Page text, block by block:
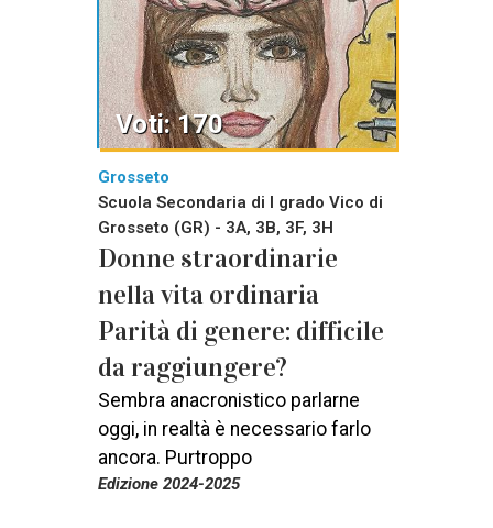
Grosseto
Scuola Secondaria di I grado Vico di
Grosseto (GR) - 3A, 3B, 3F, 3H
Donne straordinarie
nella vita ordinaria
Parità di genere: difficile
da raggiungere?
Sembra anacronistico parlarne
oggi, in realtà è necessario farlo
ancora. Purtroppo
Edizione 2024-2025
Voti: 170